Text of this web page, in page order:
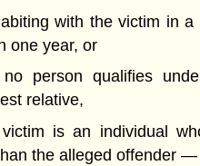
with the victim in
one year, or
no person qualifies
relative,
is an individual
the alleged offender —